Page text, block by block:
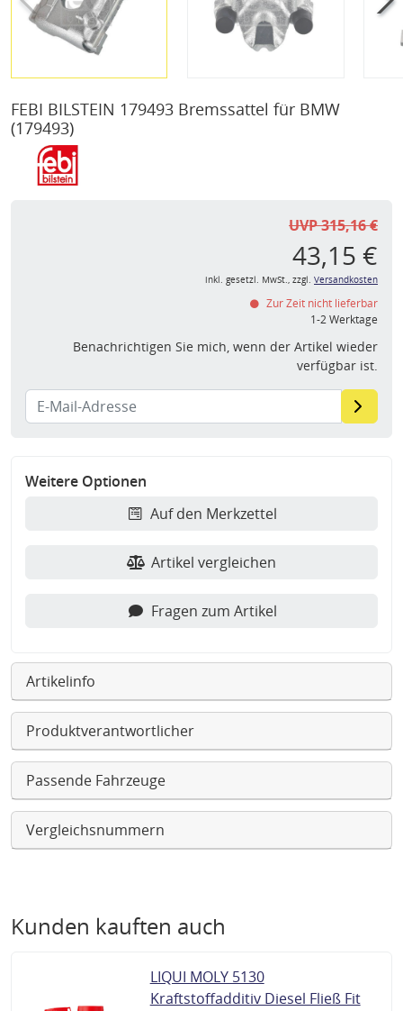
FEBI BILSTEIN 179493 Bremssattel für BMW
(179493)
UVP 315,16 €
43,15 €
inkl. gesetzl. MwSt., zzgl. Versandkosten
Zur Zeit nicht lieferbar
1-2 Werktage
Benachrichtigen Sie mich, wenn der Artikel wieder
verfügbar ist.
Weitere Optionen
Auf den Merkzettel
Artikel vergleichen
Fragen zum Artikel
Artikelinfo
Produktverantwortlicher
Passende Fahrzeuge
Vergleichsnummern
Kunden kauften auch
LIQUI MOLY 5130
Kraftstoffadditiv Diesel Fließ Fit